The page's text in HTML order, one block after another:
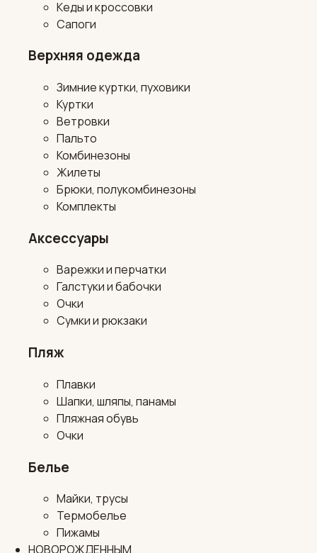
Кеды и кроссовки
Сапоги
Верхняя одежда
Зимние куртки, пуховики
Куртки
Ветровки
Пальто
Комбинезоны
Жилеты
Брюки, полукомбинезоны
Комплекты
Аксессуары
Варежки и перчатки
Галстуки и бабочки
Очки
Сумки и рюкзаки
Пляж
Плавки
Шапки, шляпы, панамы
Пляжная обувь
Очки
Белье
Майки, трусы
Термобелье
Пижамы
НОВОРОЖДЕННЫМ